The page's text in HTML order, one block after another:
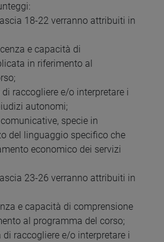
18-22 verranno attribuiti in
e capacità di
in riferimento al
raccogliere e/o interpretare i
autonomi;
specie in
del linguaggio specifico che
economico dei servizi
23-26 verranno attribuiti in
e capacità di comprensione
al programma del corso;
raccogliere e/o interpretare i